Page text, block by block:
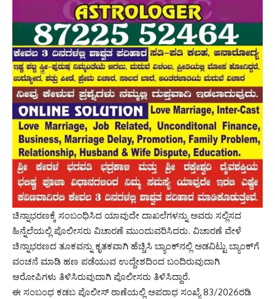
ಚಿನ್ನಾಭರಣಕ್ಕೆ ಸಂಬಂಧಿಸಿದ ಯಾವುದೇ ದಾಖಲೆಗಳನ್ನು ಅವರು ಸಲ್ಲಿಸದ
ಹಿನ್ನೆಲೆಯಲ್ಲಿ ಪೊಲೀಸರು ವಿಚಾರಣೆ ಮುಂದುವರಿಸಿದರು. ವಿಚಾರಣೆ ವೇಳೆ
ಚಿನ್ನಾಭರಣದ ತೂಕವನ್ನು ಕೃತಕವಾಗಿ ಹೆಚ್ಚಿಸಿ ಬ್ಯಾಂಕ್‌ನಲ್ಲಿ ಅಡವಿಟ್ಟು ಬ್ಯಾಂಕ್‌ಗೆ
ವಂಚನೆ ಮಾಡಿ ಹಣ ಪಡೆಯುವ ಉದ್ದೇಶದಿಂದ ಬಂದಿರುವುದಾಗಿ
ಆರೋಪಿಗಳು ತಿಳಿಸಿರುವುದಾಗಿ ಪೊಲೀಸರು ತಿಳಿಸಿದ್ದಾರೆ.
ಈ ಸಂಬಂಧ ಕಡಬ ಪೊಲೀಸ್ ಠಾಣೆಯಲ್ಲಿ ಅಪರಾಧ ಸಂಖ್ಯೆ 83/2026ರಡಿ